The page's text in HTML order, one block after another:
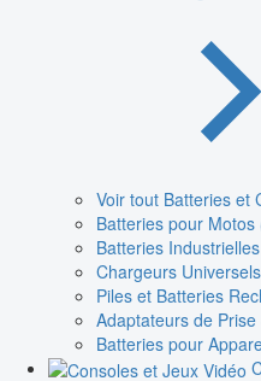
Voir tout Batteries et
Batteries pour Motos
Batteries
Chargeurs Universels
Piles et Batteries
Adaptateurs de Prise
Batteries pour